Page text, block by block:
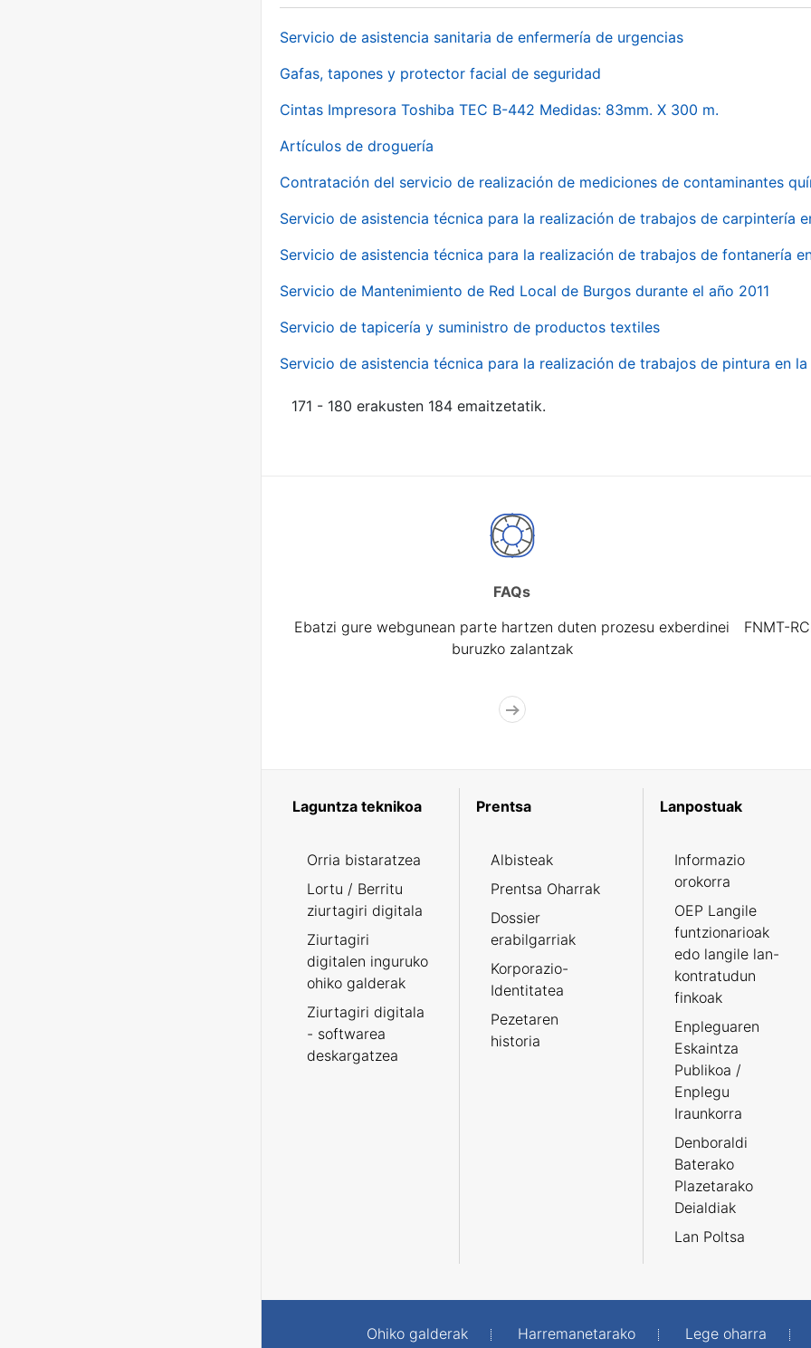
Servicio de asistencia sanitaria de enfermería de urgencias
Gafas, tapones y protector facial de seguridad
Cintas Impresora Toshiba TEC B-442 Medidas: 83mm. X 300 m.
Artículos de droguería
Contratación del servicio de realización de mediciones de contaminantes
Servicio de asistencia técnica para la realización de trabajos de carpintería
Servicio de asistencia técnica para la realización de trabajos de fontanería
Servicio de Mantenimiento de Red Local de Burgos durante el año 2011
Servicio de tapicería y suministro de productos textiles
Servicio de asistencia técnica para la realización de trabajos de pintura en
171 - 180 erakusten 184 emaitzetatik.
FAQs
Ebatzi gure webgunean parte hartzen duten prozesu exberdinei
buruzko zalantzak
FNMT-
Laguntza teknikoa
Orria bistaratzea
Lortu / Berritu
ziurtagiri digitala
Ziurtagiri
digitalen inguruko
ohiko galderak
Ziurtagiri digitala
- softwarea
deskargatzea
Prentsa
Albisteak
Prentsa Oharrak
Dossier
erabilgarriak
Korporazio-
Identitatea
Pezetaren
historia
Lanpostuak
Informazio
orokorra
OEP Langile
funtzionarioak
edo langile lan-
kontratudun
finkoak
Enpleguaren
Eskaintza
Publikoa /
Enplegu
Iraunkorra
Denboraldi
Baterako
Plazetarako
Deialdiak
Lan Poltsa
Ohiko galderak Harremanetarako Lege oharra